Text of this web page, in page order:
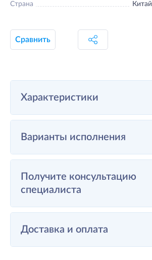
Страна Китай
Сравнить
Характеристики
Варианты исполнения
Получите консультацию
специалиста
Доставка и оплата